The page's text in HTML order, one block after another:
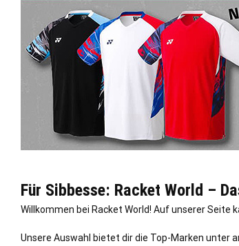
Für Sibbesse: Racket World –
Willkommen bei Racket World! Auf unserer Seite
Unsere Auswahl bietet dir die Top-Marken unter